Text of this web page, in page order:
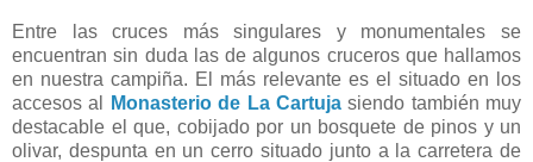
Entre las cruces más singulares y monumentales se
encuentran sin duda las de algunos cruceros que hallamos
en nuestra campiña. El más relevante es el situado en los
accesos al
Monasterio de La Cartujasiendo también muy
destacable el que, cobijado por un bosquete de pinos y un
olivar, despunta en un cerro situado junto a la carretera de